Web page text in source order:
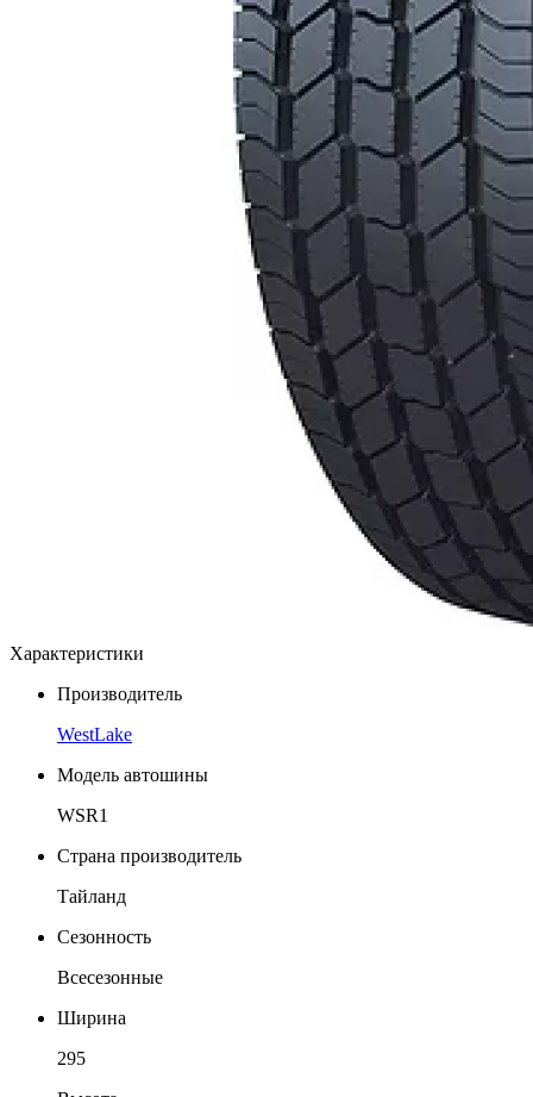
Характеристики
Производитель
WestLake
Модель автошины
WSR1
Страна производитель
Тайланд
Сезонность
Всесезонные
Ширина
295